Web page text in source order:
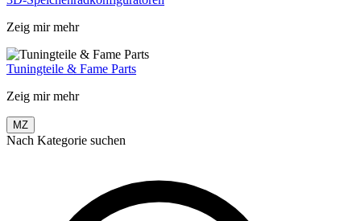
Zeig mir mehr
Tuningteile & Fame Parts
Zeig mir mehr
MZ
Nach Kategorie suchen